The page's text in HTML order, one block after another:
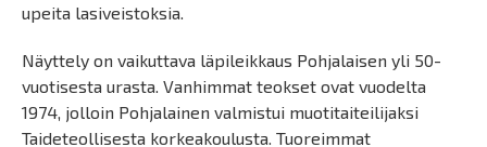
upeita lasiveistoksia.
Näyttely on vaikuttava läpileikkaus Pohjalaisen yli 50-
vuotisesta urasta. Vanhimmat teokset ovat vuodelta
1974, jolloin Pohjalainen valmistui muotitaiteilijaksi
Taideteollisesta korkeakoulusta. Tuoreimmat